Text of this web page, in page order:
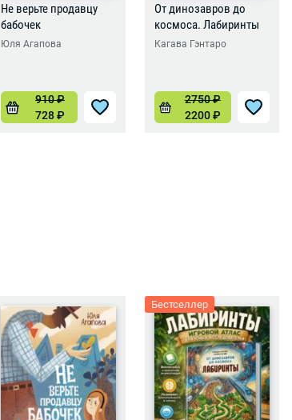
Не верьте продавцу
бабочек
Юля Агапова
910₽
728₽
От динозавров до
космоса. Лабиринты
Кагава Гэнтаро
2750₽
2200₽
Бестселлер